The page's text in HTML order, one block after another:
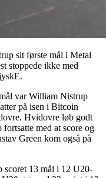
sit første mål i Metal
stoppede ikke med
var William Nistrup
på isen i Bitcoin
Hvidovre løb godt
med at score og
Green kom også på
scoret 13 mål i 12 U20-